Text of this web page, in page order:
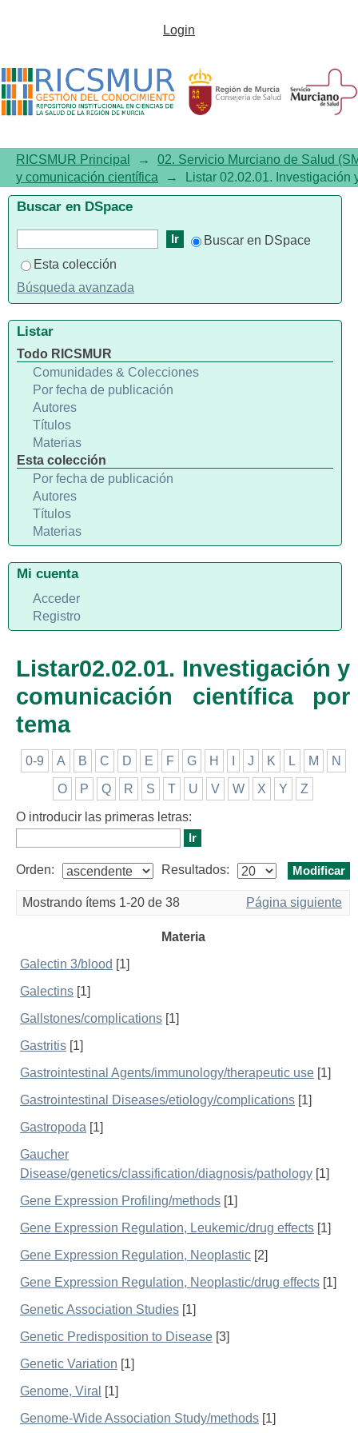
Listar02.02.01. Investigación y
tema
Login
RICSMUR Principal →
02. Servicio Murciano de Salud
y comunicación científica
→ Listar 02.02.01.
Listar02.02.01. Investigación y
comunicación científica por
tema
0-9 A B C D E F G H J K L M N
O P Q R S T U V W X Y Z
O introducir las primeras letras:
Orden: Resultados:
Mostrando ítems 1-20 de 38 Página siguiente
Materia
Galectin 3/blood [1]
Galectins [1]
Gallstones/complications [1]
Gastritis [1]
Gastrointestinal Agents/immunology/therapeutic use [1]
Gastrointestinal Diseases/etiology/complications [1]
Gastropoda [1]
Gaucher
Disease/genetics/classification/diagnosis/pathology [1]
Gene Expression Profiling/methods [1]
Gene Expression Regulation, Leukemic/drug effects [1]
Gene Expression Regulation, Neoplastic [2]
Gene Expression Regulation, Neoplastic/drug effects [1]
Genetic Association Studies [1]
Genetic Predisposition to Disease [3]
Genetic Variation [1]
Genome, Viral
[1]
Genome-Wide Association Study/methods [1]
Buscar en DSpace
Buscar en DSpace
Esta colección
Búsqueda avanzada
Listar
Todo RICSMUR
Comunidades & Colecciones
Por fecha de publicación
Autores
Títulos
Materias
Esta colección
Por fecha de publicación
Autores
Títulos
Materias
Mi cuenta
Acceder
Registro